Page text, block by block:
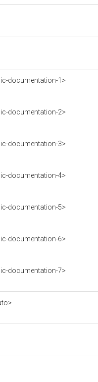
documentation-1>
documentation-2>
documentation-3>
documentation-4>
documentation-5>
documentation-6>
documentation-7>